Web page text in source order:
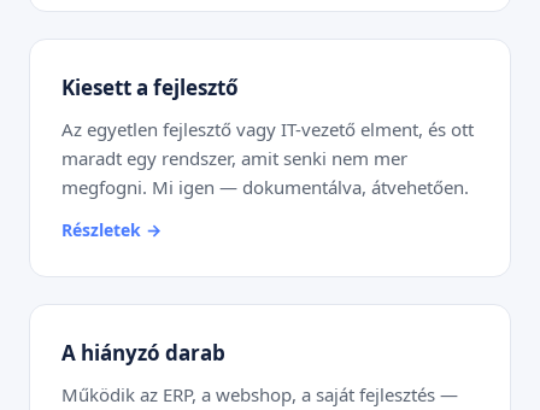
Kiesett a fejlesztő
Az egyetlen fejlesztő vagy IT-vezető elment, és ott
maradt egy rendszer, amit senki nem mer
megfogni. Mi igen — dokumentálva, átvehetően.
Részletek
A hiányzó darab
Működik az ERP, a webshop, a saját fejlesztés —